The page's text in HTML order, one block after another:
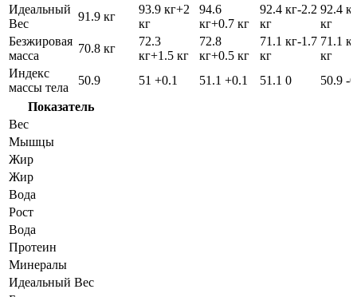
Идеальный
Вес
91.9 кг
93.9 кг+2
кг
94.6
кг+0.7 кг
92.4 кг-2.2
кг
92.4 кг
кг
Безжировая
масса
70.8 кг
72.3
кг+1.5 кг
72.8
кг+0.5 кг
71.1 кг-1.7
кг
71.1 кг
кг
Индекс
массы тела
50.9 51 +0.1 51.1 +0.1 51.1 0 50.9 -
Показатель
Вес
Мышцы
Жир
Жир
Вода
Рост
Вода
Протеин
Минералы
Идеальный Вес